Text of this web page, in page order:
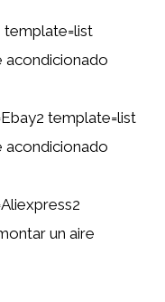
acondicionado
template=list
acondicionado
un aire